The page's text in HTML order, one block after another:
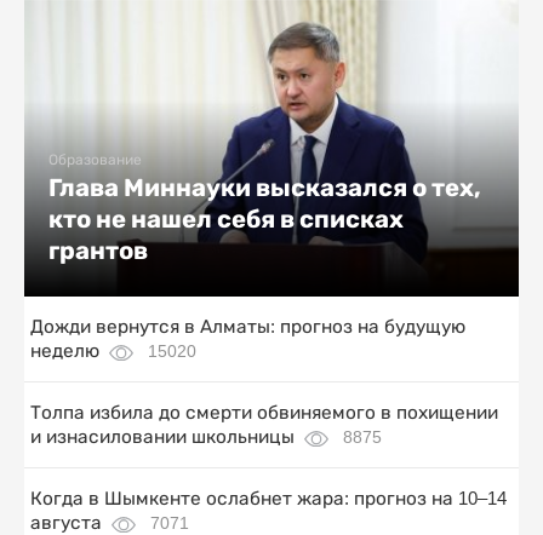
Образование
Глава Миннауки высказался о тех,
кто не нашел себя в списках
грантов
Дожди вернутся в Алматы: прогноз на будущую
неделю
15020
Толпа избила до смерти обвиняемого в похищении
и изнасиловании школьницы
8875
Когда в Шымкенте ослабнет жара: прогноз на 10–14
августа
7071